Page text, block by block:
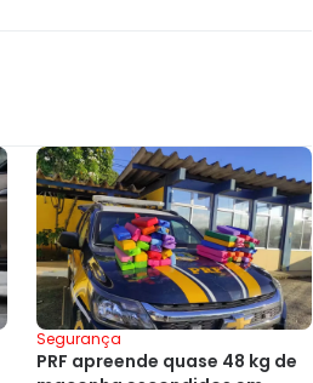
Segurança
PRF apreende quase 48 kg de